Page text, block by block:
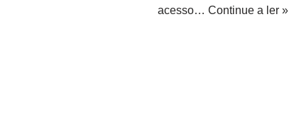
acesso… Continue a ler »